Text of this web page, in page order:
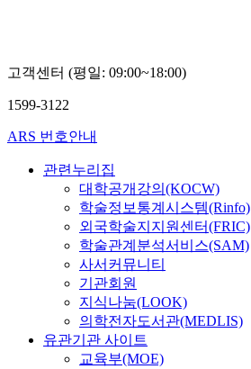
고객센터 (평일: 09:00~18:00)
1599-3122
ARS 번호안내
관련누리집
대학공개강의(KOCW)
학술정보통계시스템(Rinfo)
외국학술지지원센터(FRIC)
학술관계분석서비스(SAM)
사서커뮤니티
기관회원
지식나눔(LOOK)
의학전자도서관(MEDLIS)
유관기관 사이트
교육부(MOE)